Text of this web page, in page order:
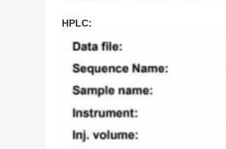
HPLC: